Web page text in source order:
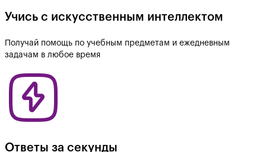
Учись с искусственным интеллектом
Получай помощь по учебным предметам и ежедневным
задачам в любое время
Ответы за секунды